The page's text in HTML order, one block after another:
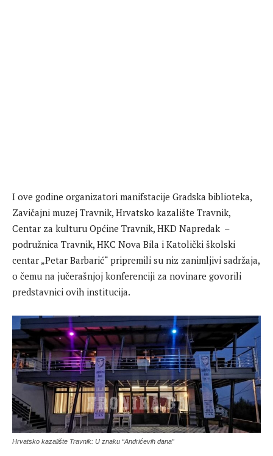
I ove godine organizatori manifstacije Gradska biblioteka,
Zavičajni muzej Travnik, Hrvatsko kazalište Travnik,
Centar za kulturu Općine Travnik, HKD Napredak –
podružnica Travnik, HKC Nova Bila i Katolički školski
centar „Petar Barbarić“ pripremili su niz zanimljivi sadržaja,
o čemu na jučerašnjoj konferenciji za novinare govorili
predstavnici ovih institucija.
Hrvatsko kazalište Travnik: U znaku “Andrićevih dana”